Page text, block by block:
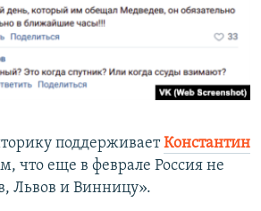
поддерживаетКонстантин
что еще в феврале Россия не
Львов и Винницу».